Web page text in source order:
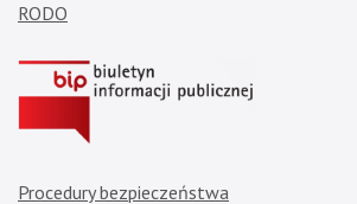
RODO
Procedury bezpieczeństwa